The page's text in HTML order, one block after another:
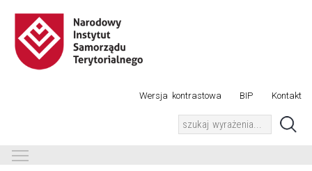
Wersja kontrastowa BIP Kontakt